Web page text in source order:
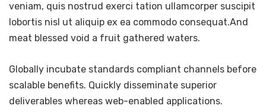
veniam, quis nostrud exerci tation ullamcorper suscipit
lobortis nisl ut aliquip ex ea commodo consequat.And
meat blessed void a fruit gathered waters.
Globally incubate standards compliant channels before
scalable benefits. Quickly disseminate superior
deliverables whereas web-enabled applications.